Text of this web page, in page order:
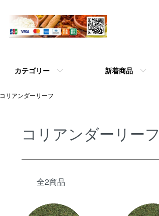
カテゴリー 新着商品
コリアンダーリーフ
コリアンダーリーフ
全2商品